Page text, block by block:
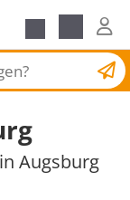
Augsburg